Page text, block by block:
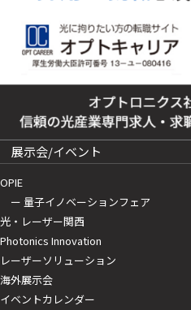
展示会/イベント
OPIE
ー 量子イノベーションフェア
光・レーザー関西
Photonics Innovation
レーザーソリューション
海外展示会
イベントカレンダー